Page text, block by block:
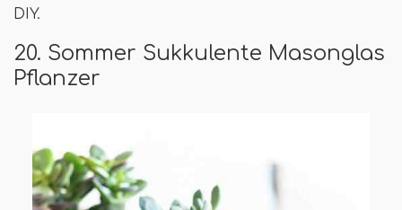
DIY.
20. Sommer Sukkulente Masonglas
Pflanzer